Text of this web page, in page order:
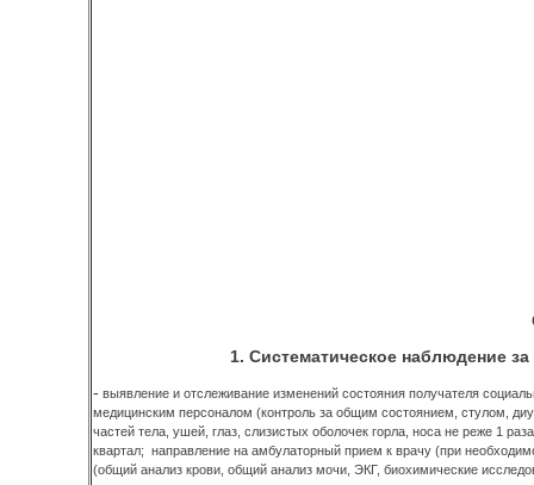
1. Систематическое наблюдение
- выявление и отслеживание изменений состояния получателя
медицинским персоналом (контроль за общим состоянием, стулом,
частей тела, ушей, глаз, слизистых оболочек горла, носа не реже 1
квартал; направление на амбулаторный прием к врачу (при
(общий анализ крови, общий анализ мочи, ЭКГ, биохимические